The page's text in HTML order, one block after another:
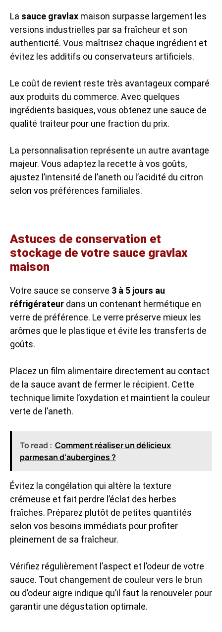
La sauce gravlax maison surpasse largement les
versions industrielles par sa fraîcheur et son
authenticité. Vous maîtrisez chaque ingrédient et
évitez les additifs ou conservateurs artificiels.
Le coût de revient reste très avantageux comparé
aux produits du commerce. Avec quelques
ingrédients basiques, vous obtenez une sauce de
qualité traiteur pour une fraction du prix.
La personnalisation représente un autre avantage
majeur. Vous adaptez la recette à vos goûts,
ajustez l’intensité de l’aneth ou l’acidité du citron
selon vos préférences familiales.
Astuces de conservation et
stockage de votre sauce gravlax
maison
Votre sauce se conserve 3 à 5 jours au
réfrigérateur dans un contenant hermétique en
verre de préférence. Le verre préserve mieux les
arômes que le plastique et évite les transferts de
goûts.
Placez un film alimentaire directement au contact
de la sauce avant de fermer le récipient. Cette
technique limite l’oxydation et maintient la couleur
verte de l’aneth.
To read : Comment réaliser un délicieux
parmesan d'aubergines ?
Évitez la congélation qui altère la texture
crémeuse et fait perdre l’éclat des herbes
fraîches. Préparez plutôt de petites quantités
selon vos besoins immédiats pour profiter
pleinement de sa fraîcheur.
Vérifiez régulièrement l’aspect et l’odeur de votre
sauce. Tout changement de couleur vers le brun
ou d’odeur aigre indique qu’il faut la renouveler pour
garantir une dégustation optimale.